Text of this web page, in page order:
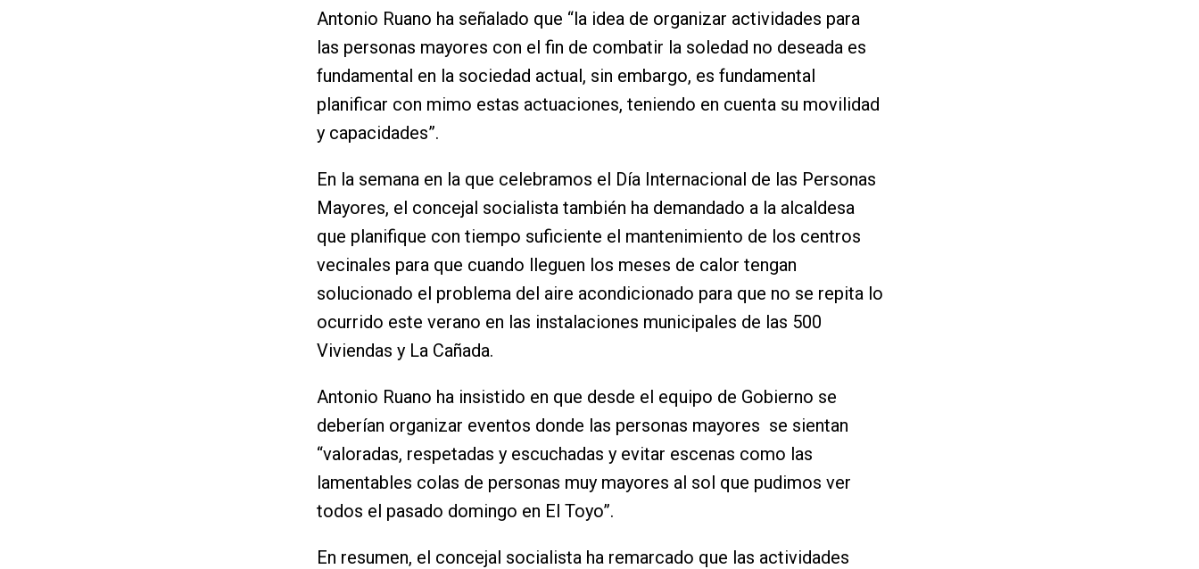
Antonio Ruano ha señalado que “la idea de organizar actividades para
las personas mayores con el fin de combatir la soledad no deseada es
fundamental en la sociedad actual, sin embargo, es fundamental
planificar con mimo estas actuaciones, teniendo en cuenta su movilidad
y capacidades”.
En la semana en la que celebramos el Día Internacional de las Personas
Mayores, el concejal socialista también ha demandado a la alcaldesa
que planifique con tiempo suficiente el mantenimiento de los centros
vecinales para que cuando lleguen los meses de calor tengan
solucionado el problema del aire acondicionado para que no se repita lo
ocurrido este verano en las instalaciones municipales de las 500
Viviendas y La Cañada.
Antonio Ruano ha insistido en que desde el equipo de Gobierno se
deberían organizar eventos donde las personas mayores se sientan
“valoradas, respetadas y escuchadas y evitar escenas como las
lamentables colas de personas muy mayores al sol que pudimos ver
todos el pasado domingo en El Toyo”.
En resumen, el concejal socialista ha remarcado que las actividades